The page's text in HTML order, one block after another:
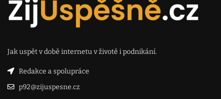
Jak uspět v době internetu v životě i podnikání.
Redakce a spolupráce
p92@zijuspesne.cz